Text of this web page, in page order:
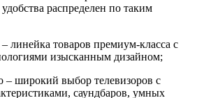
распределен по таким
линейка товаров премиум-класса с
изысканным дизайном;
– широкий выбор телевизоров с
саундбаров, умных